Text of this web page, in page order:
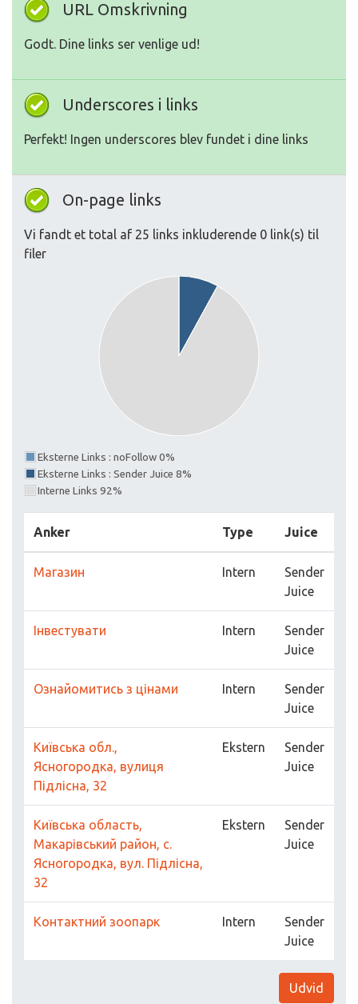
URL Omskrivning
Godt. Dine links ser venlige ud!
Underscores i links
Perfekt! Ingen underscores blev fundet i dine links
On-page links
Vi fandt et total af 25 links inkluderende 0 link(s) til
filer
Eksterne Links : noFollow 0%
Eksterne Links : Sender Juice 8%
Interne Links 92%
Anker Type Juice
Магазин Intern
Sender
Juice
Інвестувати Intern
Sender
Juice
Ознайомитись з цінами Intern
Sender
Juice
Київська обл.,
Ясногородка, вулиця
Підлісна, 32
Ekstern
Sender
Juice
Київська область,
Макарівський район, с.
Ясногородка, вул. Підлісна,
32
Ekstern
Sender
Juice
Контактний зоопарк Intern
Sender
Juice
Udvid